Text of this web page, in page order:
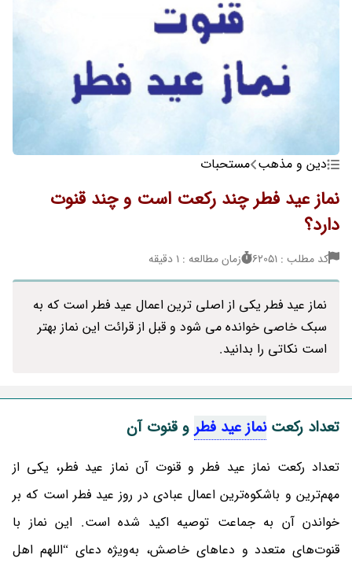
دین و مذهب مستحبات
نماز عید فطر چند رکعت است و چند قنوت
دارد؟
کد مطلب : 62051 زمان مطالعه : 1 دقیقه
نماز عید فطر یکی از اصلی ترین اعمال عید فطر است که به
سبک خاصی خوانده می شود و قبل از قرائت این نماز بهتر
است نکاتی را بدانید.
تعداد رکعتنماز عید فطر و قنوت آن
تعداد رکعت نماز عید فطر و قنوت آن نماز عید فطر، یکی از
مهم‌ترین و باشکوه‌ترین اعمال عبادی در روز عید فطر است که بر
خواندن آن به جماعت توصیه اکید شده است. این نماز با
قنوت‌های متعدد و دعاهای خاصش، به‌ویژه دعای “اللهم اهل